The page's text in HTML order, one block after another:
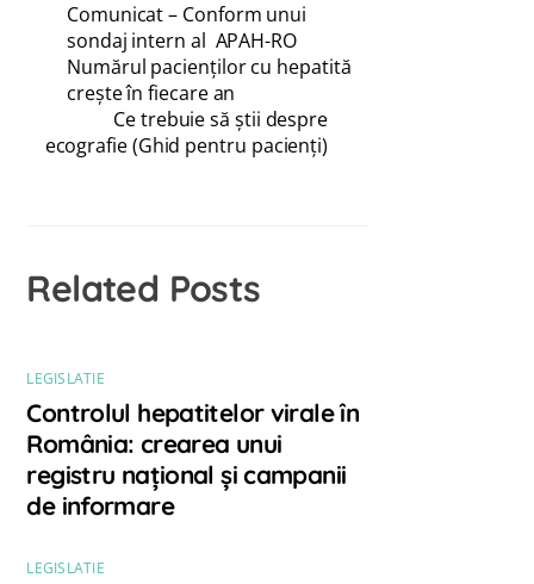
Comunicat – Conform unui
sondaj intern al APAH-RO
Numărul pacienţilor cu hepatită
creşte în fiecare an
Ce trebuie să știi despre
ecografie (Ghid pentru pacienți)
Related Posts
LEGISLATIE
Controlul hepatitelor virale în
România: crearea unui
registru național și campanii
de informare
LEGISLATIE